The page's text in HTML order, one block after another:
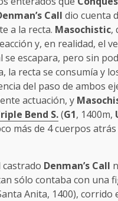
Call dio cuenta
a la recta. Masochistic,
y, en realidad, el
escapara, pero sin
la recta se consumía y
del paso de ambos
actuación, y
Bend S.(G1, 1400m,
más de 4 cuerpos atrás
castrado Denman’s Call
sólo contaba con una
Anita, 1400),